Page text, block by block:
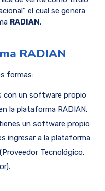
el cual se genera
RADIAN.
RADIAN
formas:
con un software propio
la plataforma RADIAN.
un software propio
ingresar a la plataforma
Tecnológico,